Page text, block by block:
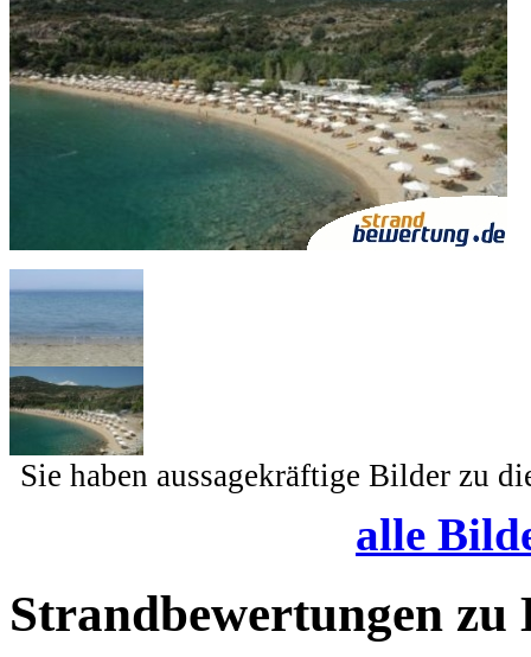
Sie haben aussagekräftige Bilder zu
alle
Strandbewertungen zu